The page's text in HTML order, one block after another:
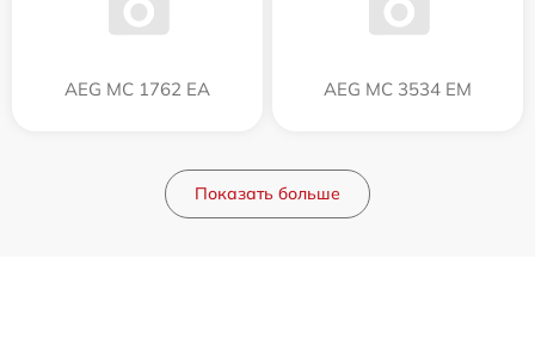
AEG MC 1762 EA AEG MC 3534 EM
Показать больше